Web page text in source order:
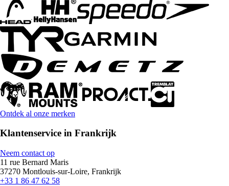
Ontdek al onze merken
Klantenservice in Frankrijk
Neem contact op
11 rue Bernard Maris
37270 Montlouis-sur-Loire, Frankrijk
+33 1 86 47 62 58